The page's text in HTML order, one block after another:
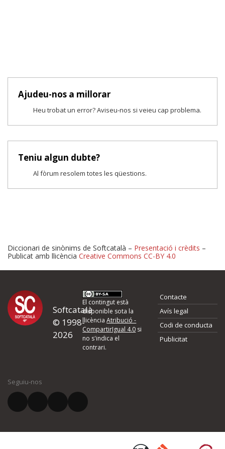
Ajudeu-nos a millorar
Heu trobat un error? Aviseu-nos si veieu cap problema.
Teniu algun dubte?
Al fòrum resolem totes les qüestions.
Proposeu-nos millores o
d'errors
Si heu trobat un error o voleu proposar alguna millora, ompliu els
quina és la millora que proposeu o l'error del qual voleu informar-
El vostre correu electrònic *
Diccionari de sinònims de Softcatalà – Presentació i crèdits –
Publicat amb llicència Creative Commons CC-BY 4.0
Softcatalà
© 1998-
2026
El contingut està
disponible sota la
llicènciaAtribució -
CompartirIgual 4.0 si
no s'indica el
contrari.
Contacte
Avís legal
Codi de conducta
Publicitat
Seguiu-nos